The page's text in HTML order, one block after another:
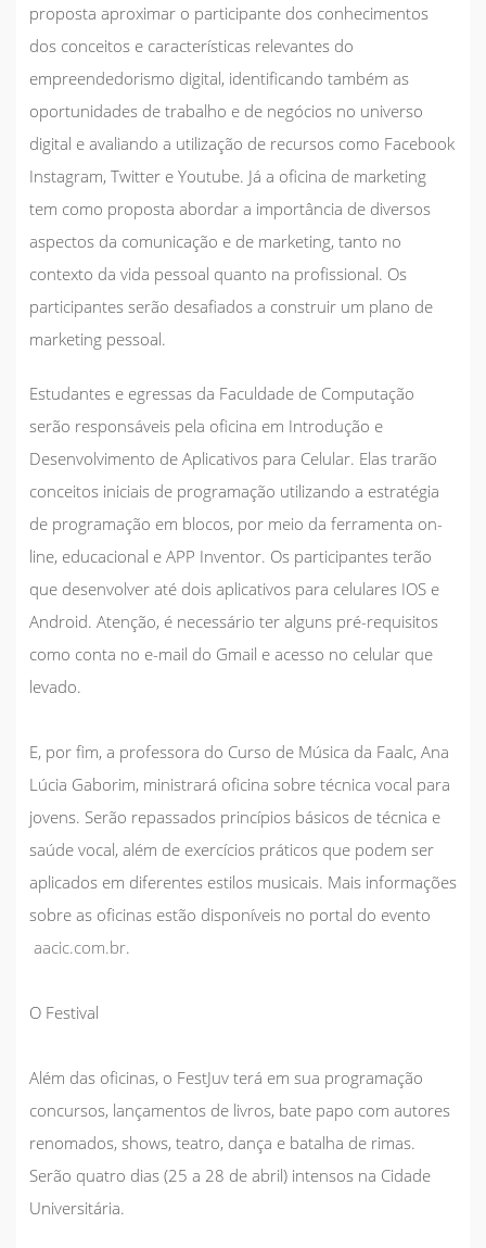
proposta aproximar o participante dos conhecimentos
dos conceitos e características relevantes do
empreendedorismo digital, identificando também as
oportunidades de trabalho e de negócios no universo
digital e avaliando a utilização de recursos como Facebook
Instagram, Twitter e Youtube. Já a oficina de marketing
tem como proposta abordar a importância de diversos
aspectos da comunicação e de marketing, tanto no
contexto da vida pessoal quanto na profissional. Os
participantes serão desafiados a construir um plano de
marketing pessoal.
Estudantes e egressas da Faculdade de Computação
serão responsáveis pela oficina em Introdução e
Desenvolvimento de Aplicativos para Celular. Elas trarão
conceitos iniciais de programação utilizando a estratégia
de programação em blocos, por meio da ferramenta on-
line, educacional e APP Inventor. Os participantes terão
que desenvolver até dois aplicativos para celulares IOS e
Android. Atenção, é necessário ter alguns pré-requisitos
como conta no e-mail do Gmail e acesso no celular que
levado.
E, por fim, a professora do Curso de Música da Faalc, Ana
Lúcia Gaborim, ministrará oficina sobre técnica vocal para
jovens. Serão repassados princípios básicos de técnica e
saúde vocal, além de exercícios práticos que podem ser
aplicados em diferentes estilos musicais. Mais informações
sobre as oficinas estão disponíveis no portal do evento
aacic.com.br.
O Festival
Além das oficinas, o FestJuv terá em sua programação
concursos, lançamentos de livros, bate papo com autores
renomados, shows, teatro, dança e batalha de rimas.
Serão quatro dias (25 a 28 de abril) intensos na Cidade
Universitária.